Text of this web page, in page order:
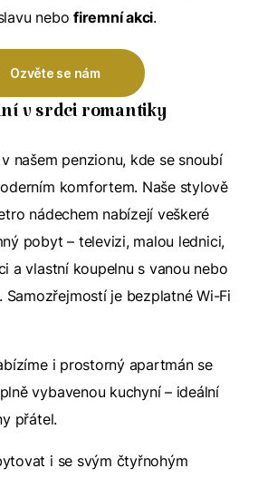
nebofiremní akci.
Ozvěte se nám
v srdci romantiky
našem penzionu, kde se snoubí
komfortem. Naše stylově
nádechem nabízejí veškeré
pobyt – televizi, malou lednici,
a vlastní koupelnu s vanou nebo
je bezplatné Wi-Fi
i prostorný apartmán se
vybavenou kuchyní – ideální
přátel.
i se svým čtyřnohým